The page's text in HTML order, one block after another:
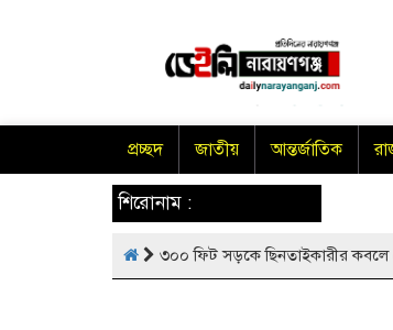
প্রচ্ছদ জাতীয় আন্তর্জাতিক
শিরোনাম :
৩০০ ফিট সড়কে ছিনতাইকারীর কবলে